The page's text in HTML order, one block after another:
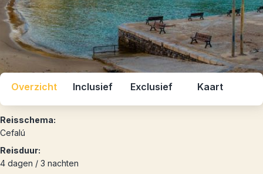
Overzicht Inclusief Exclusief Kaart
Reisschema:
Cefalú
Reisduur:
4 dagen / 3 nachten